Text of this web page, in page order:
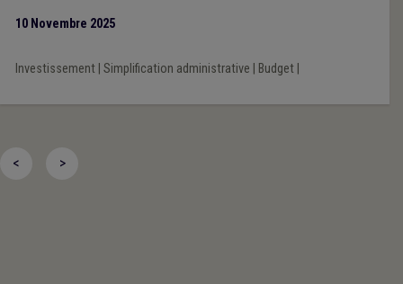
10 Novembre 2025
Investissement| Simplification administrative Budget|
< >